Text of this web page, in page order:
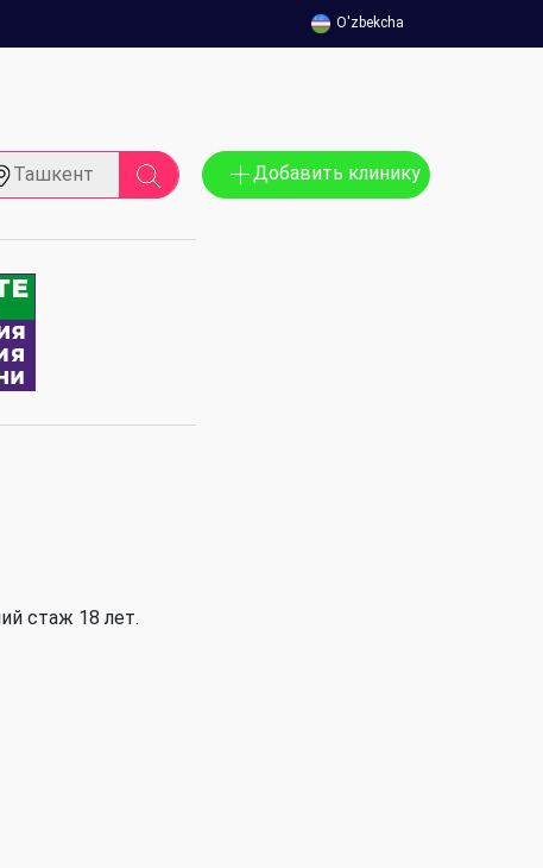
O'zbekcha
Ташкент Добавить клинику
стаж 18 лет.